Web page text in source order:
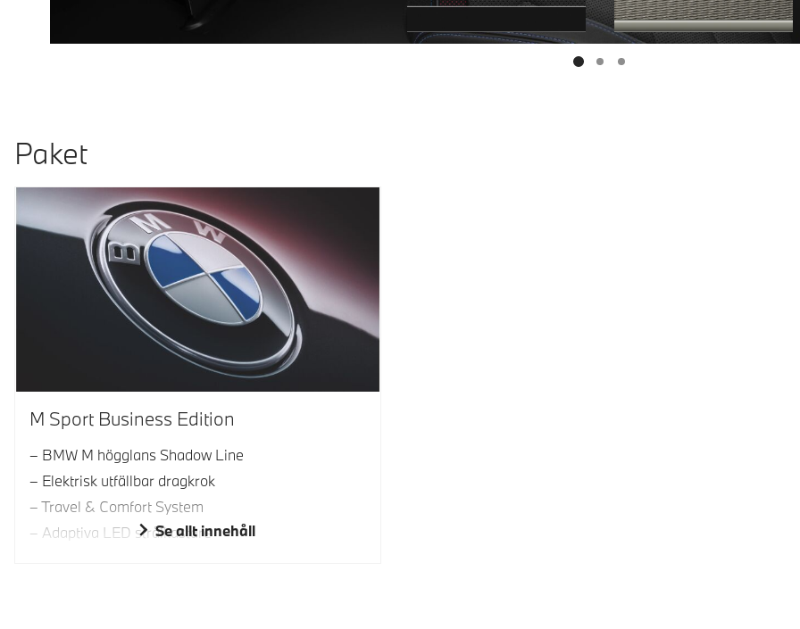
Paket
M Sport Business Edition
BMW M högglans Shadow Line
Elektrisk utfällbar dragkrok
Travel & Comfort System
Adaptiva LED strålkastare
Se allt innehåll